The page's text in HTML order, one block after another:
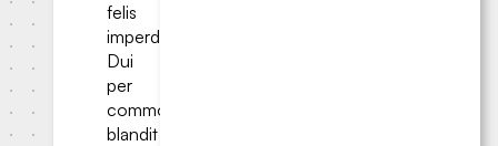
felis
imperdiet.
Dui
per
commodo
blandit